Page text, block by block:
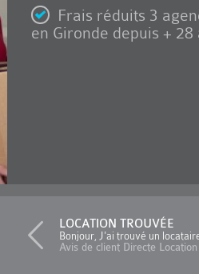
Frais réduits 3
en Gironde depuis + 28
LOCATION TROUVÉE
Bonjour, J'ai trouvé un
Avis de client Directe